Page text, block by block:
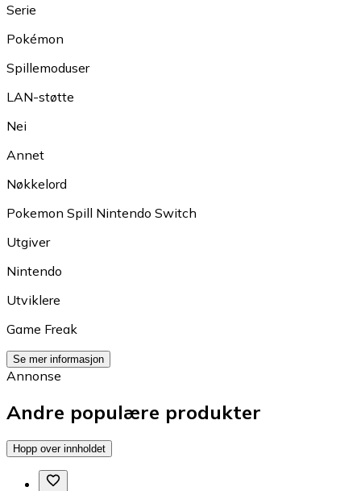
Serie
Pokémon
Spillemoduser
LAN-støtte
Nei
Annet
Nøkkelord
Pokemon Spill Nintendo Switch
Utgiver
Nintendo
Utviklere
Game Freak
Se mer informasjon
Annonse
Andre populære produkter
Hopp over innholdet